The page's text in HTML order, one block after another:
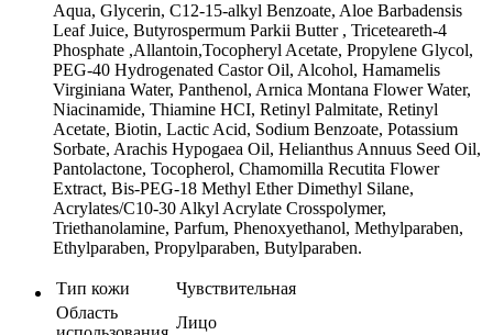
Aqua, Glycerin, C12-15-alkyl Benzoate, Aloe Barbadensis
Leaf Juice, Butyrospermum Parkii Butter , Triceteareth-4
Phosphate ,Allantoin,Tocopheryl Acetate, Propylene Glycol,
PEG-40 Hydrogenated Castor Oil, Alcohol, Hamamelis
Virginiana Water, Panthenol, Arnica Montana Flower Water,
Niacinamide, Thiamine HCI, Retinyl Palmitate, Retinyl
Acetate, Biotin, Lactic Acid, Sodium Benzoate, Potassium
Sorbate, Arachis Hypogaea Oil, Helianthus Annuus Seed Oil,
Pantolactone, Tocopherol, Chamomilla Recutita Flower
Extract, Bis-PEG-18 Methyl Ether Dimethyl Silane,
Acrylates/C10-30 Alkyl Acrylate Crosspolymer,
Triethanolamine, Parfum, Phenoxyethanol, Methylparaben,
Ethylparaben, Propylparaben, Butylparaben.
Тип кожи
Чувствительная
Область
Лицо